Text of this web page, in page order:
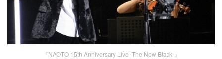
『NAOTO 15th Anniversary Live -The New Black-』